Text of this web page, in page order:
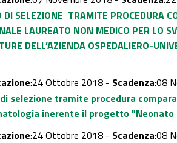
DI SELEZIONE TRAMITE PROCEDURA
LAUREATO NON MEDICO PER LO
DELL’AZIENDA OSPEDALIERO-
:24 Ottobre 2018 - Scadenza:08
selezione tramite procedura
inerente il progetto
:24 Ottobre 2018 - Scadenza:08